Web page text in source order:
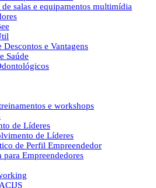
salas e equipamentos multimídia
Descontos e Vantagens
Saúde
e workshops
de Líderes
de Líderes
de Perfil Empreendedor
para Empreendedores